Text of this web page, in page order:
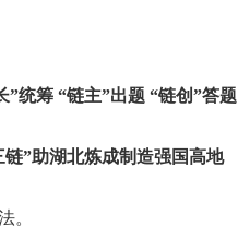
”统筹 “链主”出题 “链创”答题
链”助湖北炼成制造强国高地
。